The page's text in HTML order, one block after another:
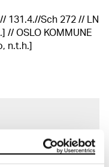
131.4.//Sch 272 // LN
// OSLO KOMMUNE
n.t.h.]
Edvard Munchs
jevnlig i